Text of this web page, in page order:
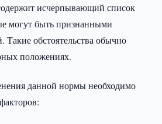
исчерпывающий список
могут быть признанными
Такие обстоятельства обычно
положениях.
данной нормы необходимо